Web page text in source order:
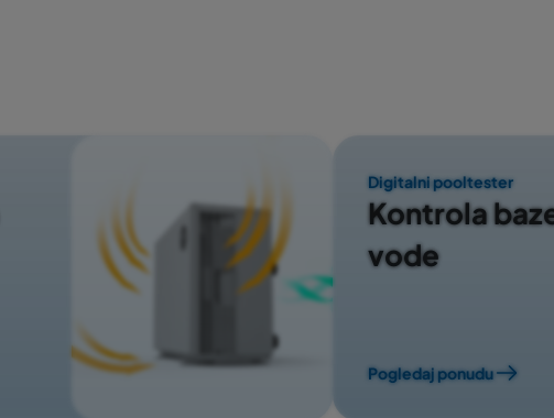
Digitalni pooltester
Kontrola
vode
Pogledaj ponudu